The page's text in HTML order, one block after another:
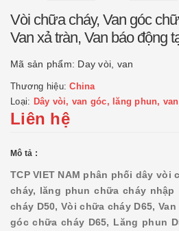
Vòi chữa cháy, Van góc
Van xả tràn, Van báo động
Mã sản phẩm: Day vòi, van
Thương hiệu:China
Loại: Dây vòi, van góc, lăng phun,
Liên hệ
Mô tả :
TCP VIET NAM phân phối dây vòi
cháy, lăng phun chữa cháy
cháy D50, Vòi chữa cháy D65,
góc chữa cháy D65, Lăng phun